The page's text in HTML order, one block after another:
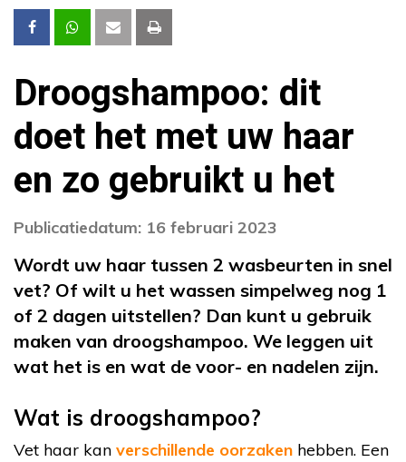
Droogshampoo: dit
doet het met uw haar
en zo gebruikt u het
Publicatiedatum: 16 februari 2023
Wordt uw haar tussen 2 wasbeurten in snel
vet? Of wilt u het wassen simpelweg nog 1
of 2 dagen uitstellen? Dan kunt u gebruik
maken van droogshampoo. We leggen uit
wat het is en wat de voor- en nadelen zijn.
Wat is droogshampoo?
Vet haar kan verschillende oorzaken hebben. Een